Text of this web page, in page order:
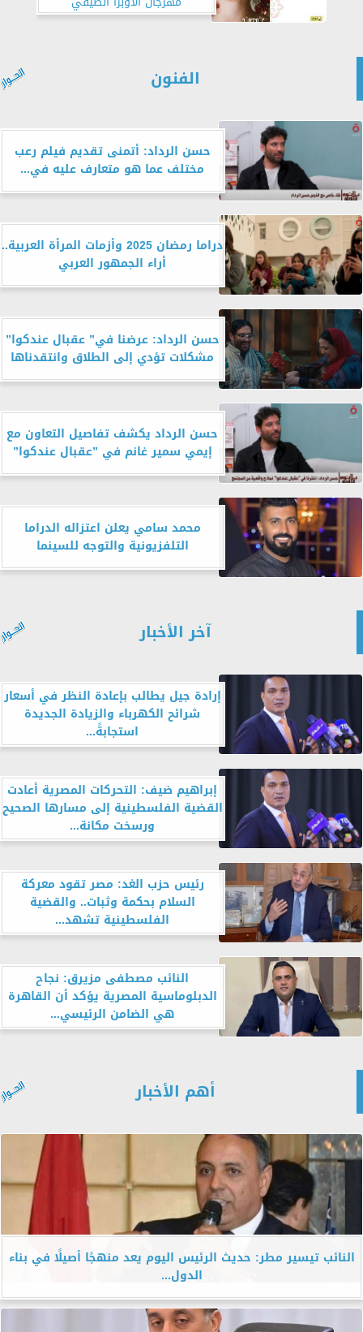
الفنون
حسن الرداد: أتمنى تقديم فيلم رعب
مختلف عما هو متعارف عليه في...
دراما رمضان 2025 وأزمات المرأة العربية..
أراء الجمهور العربي
حسن الرداد: عرضنا في” عقبال عندكوا”
مشكلات تؤدي إلى الطلاق وانتقدناها
حسن الرداد يكشف تفاصيل التعاون مع
إيمي سمير غانم في ”عقبال عندكوا”
محمد سامي يعلن اعتزاله الدراما
التلفزيونية والتوجه للسينما
آخر الأخبار
إرادة جيل يطالب بإعادة النظر في أسعار
شرائح الكهرباء والزيادة الجديدة
استجابةً...
إبراهيم ضيف: التحركات المصرية أعادت
القضية الفلسطينية إلى مسارها الصحيح
ورسخت مكانة...
رئيس حزب الغد: مصر تقود معركة
السلام بحكمة وثبات.. والقضية
الفلسطينية تشهد...
النائب مصطفى مزيرق: نجاح
الدبلوماسية المصرية يؤكد أن القاهرة
هي الضامن الرئيسي...
أهم الأخبار
النائب تيسير مطر: حديث الرئيس اليوم يعد منهجًا أصيلًا في بناء
الدول...